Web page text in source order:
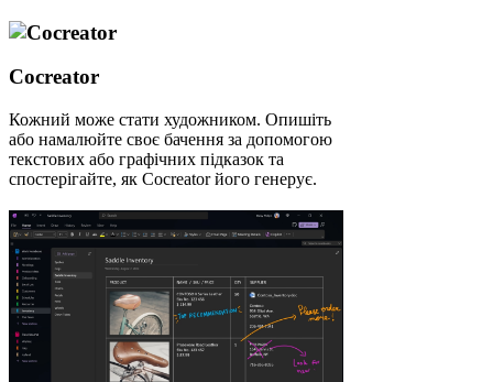
Cocreator
Кожний може стати художником. Опишіть
або намалюйте своє бачення за допомогою
текстових або графічних підказок та
спостерігайте, як Cocreator його генерує.